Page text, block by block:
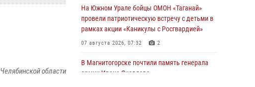
области
На Южном Урале бойцы ОМОН «Таганай»
провели патриотическую встречу с детьми в
рамках акции «Каникулы с Росгвардией»
07 августа 2026, 07:32 2
В Магнитогорске почтили память генерала
армии Ивана Яковлева